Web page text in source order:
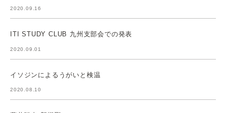
2020.09.16
ITI STUDY CLUB 九州支部会での発表
2020.09.01
イソジンによるうがいと検温
2020.08.10